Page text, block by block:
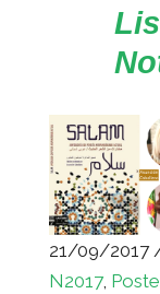
21/09/2017
N2017,